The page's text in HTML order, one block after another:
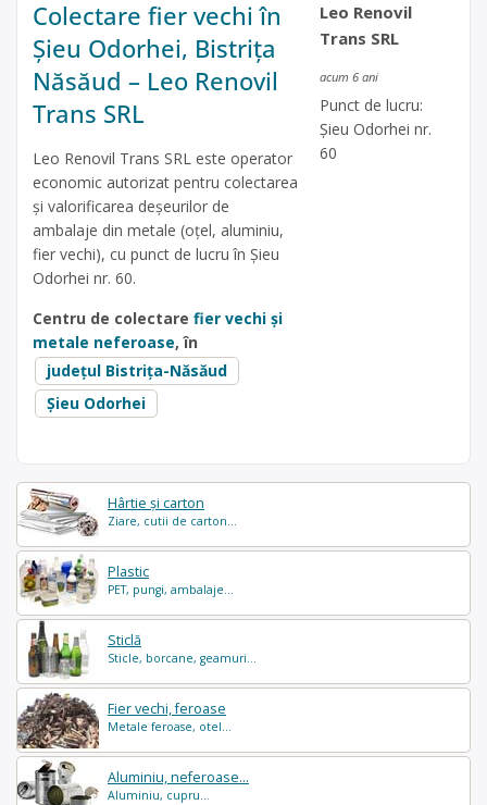
Hârtie și carton
Ziare, cutii de carton...
Plastic
PET, pungi, ambalaje...
Sticlă
Sticle, borcane, geamuri...
Fier vechi, feroase
Metale feroase, otel...
Aluminiu, neferoase...
Aluminiu, cupru...
Colectare fier vechi în
Șieu Odorhei, Bistrița
Năsăud – Leo Renovil
Trans SRL
Leo Renovil Trans SRL este operator
economic autorizat pentru colectarea
și valorificarea deșeurilor de
ambalaje din metale (oțel, aluminiu,
fier vechi), cu punct de lucru în Șieu
Odorhei nr. 60.
Centru de colectare fier vechi și
metale neferoase, în
județul Bistrița-Năsăud
Șieu Odorhei
Leo Renovil
Trans SRL
acum 6 ani
Punct de lucru:
Șieu Odorhei nr.
60